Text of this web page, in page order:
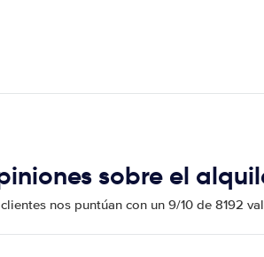
sobre el
nos puntúan con un 9/10 de 8192